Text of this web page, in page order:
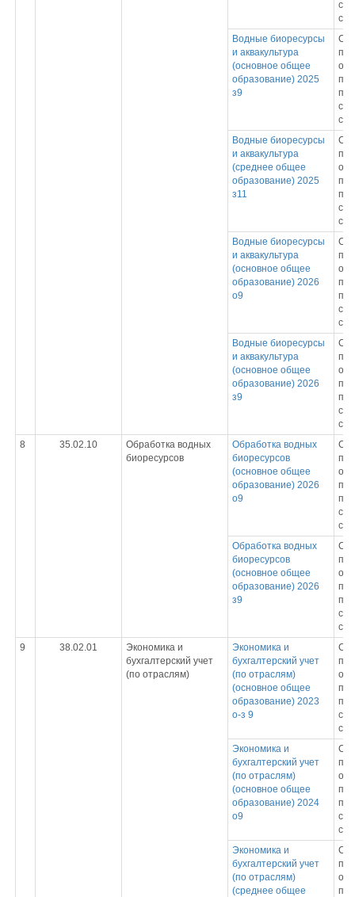
Водные биоресурсы
и аквакультура
(основное общее
образование) 2025
з9
Водные биоресурсы
и аквакультура
(среднее общее
образование) 2025
з11
Водные биоресурсы
и аквакультура
(основное общее
образование) 2026
о9
Водные биоресурсы
и аквакультура
(основное общее
образование) 2026
з9
8
35.02.10
Обработка водных
биоресурсов
Обработка водных
биоресурсов
(основное общее
образование) 2026
о9
Обработка водных
биоресурсов
(основное общее
образование) 2026
з9
9
38.02.01
Экономика и
бухгалтерский учет
(по отраслям)
Экономика и
бухгалтерский учет
(по отраслям)
(основное общее
образование) 2023
о-з 9
Экономика и
бухгалтерский учет
(по отраслям)
(основное общее
образование) 2024
о9
Экономика и
бухгалтерский учет
(по отраслям)
(среднее общее